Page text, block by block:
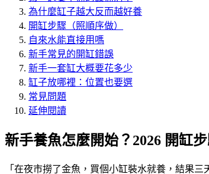
為什麼缸子越大反而越好養
開缸步驟（照順序做）
自來水能直接用嗎
新手常見的開缸錯誤
新手一套缸大概要花多少
缸子放哪裡：位置也要選
常見問題
延伸閱讀
新手養魚怎麼開始？2026 開缸
「在夜市撈了金魚，買個小缸裝水就養，結果